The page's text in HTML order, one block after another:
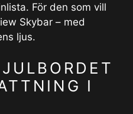
För den som vill
Skybar – med
ljus.
I